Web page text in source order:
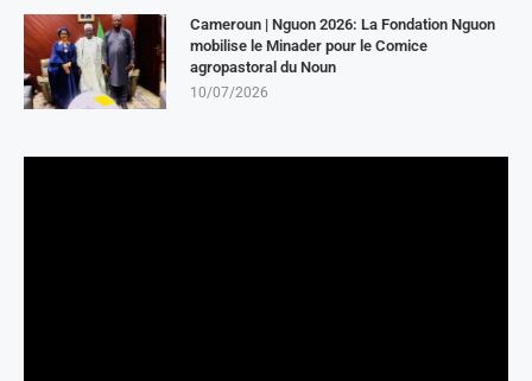
Cameroun | Nguon 2026: La Fondation Nguon
mobilise le Minader pour le Comice
agropastoral du Noun
10/07/2026